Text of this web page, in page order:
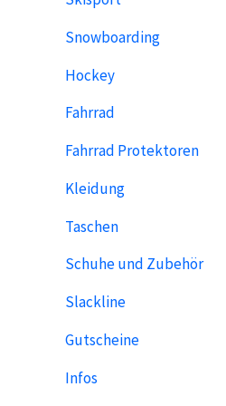
Snowboarding
Hockey
Fahrrad
Fahrrad Protektoren
Kleidung
Taschen
Schuhe und Zubehör
Slackline
Gutscheine
Infos